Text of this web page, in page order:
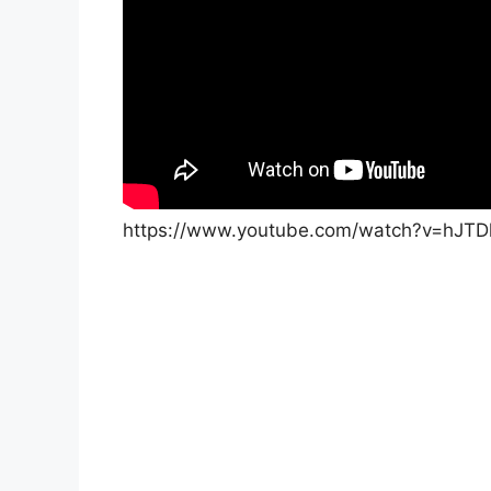
https://www.youtube.com/